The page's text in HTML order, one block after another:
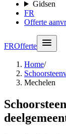
Gidsen
FR
Offerte
FROfferte
Home/
Mechelen